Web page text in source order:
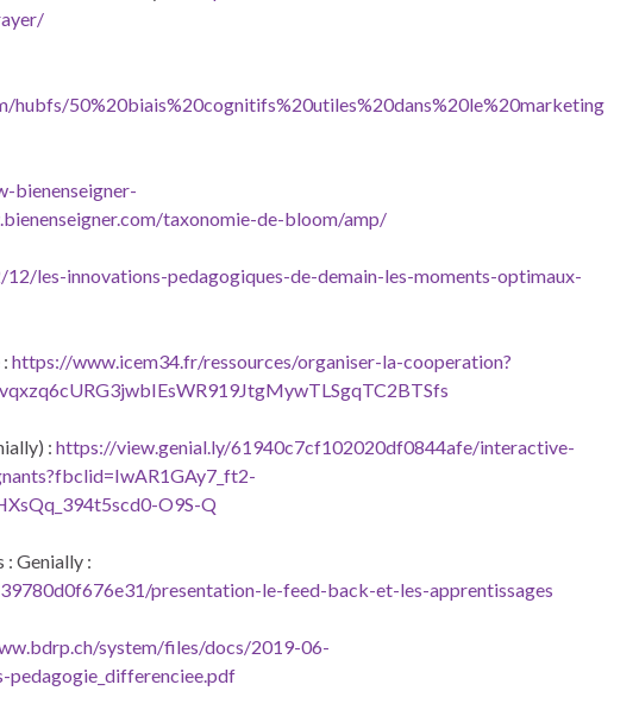
hubfs/50%20biais%20cognitifs%20utiles%20dans%20le%20marketing
bienenseigner-
taxonomie-de-bloom/amp/
les-innovations-pedagogiques-de-demain-les-moments-optimaux-
https://www.icem34.fr/ressources/organiser-la-cooperation?
: https://view.genial.ly/61940c7cf102020df0844afe/interactive-
O9S-Q
: Genially :
presentation-le-feed-back-et-les-apprentissages
system/files/docs/2019-06-
pedagogie_differenciee.pdf